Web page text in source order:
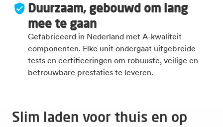
Duurzaam, gebouwd om lang
mee te gaan
Gefabriceerd in Nederland met A-kwaliteit
componenten. Elke unit ondergaat uitgebreide
tests en certificeringen om robuuste, veilige en
betrouwbare prestaties te leveren.
Slim laden voor thuis en op